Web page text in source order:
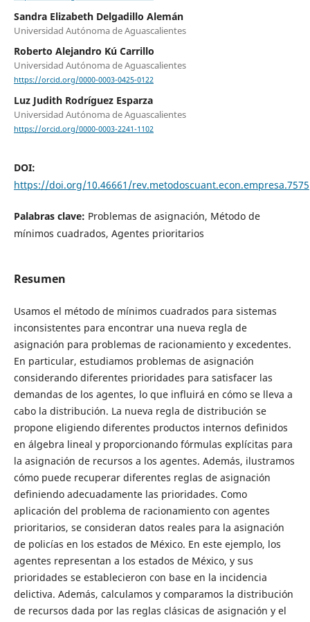
Sandra Elizabeth Delgadillo Alemán
Universidad Autónoma de Aguascalientes
Roberto Alejandro Kú Carrillo
Universidad Autónoma de Aguascalientes
https://orcid.org/0000-0003-0425-0122
Luz Judith Rodríguez Esparza
Universidad Autónoma de Aguascalientes
https://orcid.org/0000-0003-2241-1102
DOI:
https://doi.org/10.46661/rev.metodoscuant.econ.empresa.7575
Palabras clave: Problemas de asignación, Método de
mínimos cuadrados, Agentes prioritarios
Resumen
Usamos el método de mínimos cuadrados para sistemas
inconsistentes para encontrar una nueva regla de
asignación para problemas de racionamiento y excedentes.
En particular, estudiamos problemas de asignación
considerando diferentes prioridades para satisfacer las
demandas de los agentes, lo que influirá en cómo se lleva a
cabo la distribución. La nueva regla de distribución se
propone eligiendo diferentes productos internos definidos
en álgebra lineal y proporcionando fórmulas explícitas para
la asignación de recursos a los agentes. Además, ilustramos
cómo puede recuperar diferentes reglas de asignación
definiendo adecuadamente las prioridades. Como
aplicación del problema de racionamiento con agentes
prioritarios, se consideran datos reales para la asignación
de policías en los estados de México. En este ejemplo, los
agentes representan a los estados de México, y sus
prioridades se establecieron con base en la incidencia
delictiva. Además, calculamos y comparamos la distribución
de recursos dada por las reglas clásicas de asignación y el